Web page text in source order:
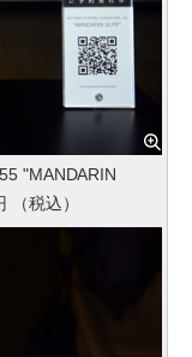
"MANDARIN
税込）